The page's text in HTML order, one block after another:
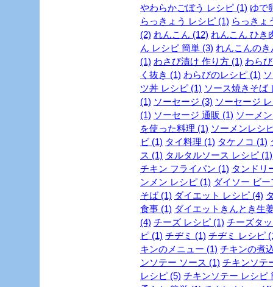
やわらかごぼう レシピ (1) ゆで
らっきょう レシピ (1) らっきょ
(2) れんこん (12) れんこん ひき
ん レシピ 簡単 (3) れんこんの
(1) わさび漬け 作り方 (1) わら
く抜き (1) わらびのレシピ (1)
ツ丼 レシピ (1) ソース焼きそば
(1) ソーセージ (3) ソーセージ
(1) ソーセージ 通販 (1) ソーメ
を使った料理 (1) ソーメンレシ
ビ (1) タイ料理 (1) タケノコ (1)
ス (1) タルタルソース レシピ (1)
チキン フライパン (1) タンドリ
ンメン レシピ (1) ダイソー ビ
そば (1) ダイエット レシピ (4)
食事 (1) ダイエットきんとき生
(4) チーズ レシピ (1) チーズタ
ピ (1) チヂミ (1) チヂミ レシピ
キンのメニュー (1) チキンの煮
ンソテー ソース (1) チキンソテ
レシピ (5) チキンソテー レシピ